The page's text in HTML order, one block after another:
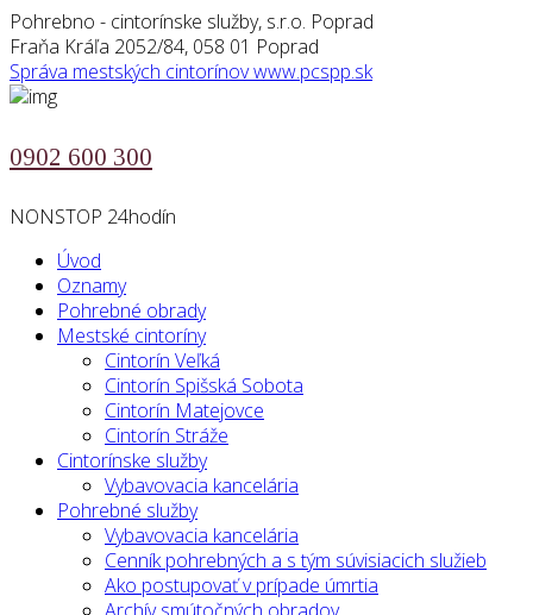
Pohrebno - cintorínske služby, s.r.o. Poprad
Fraňa Kráľa 2052/84, 058 01 Poprad
Správa mestských cintorínovwww.pcspp.sk
0902 600 300
NONSTOP 24hodín
Úvod
Oznamy
Pohrebné obrady
Mestské cintoríny
Cintorín Veľká
Cintorín Spišská Sobota
Cintorín Matejovce
Cintorín Stráže
Cintorínske služby
Vybavovacia kancelária
Pohrebné služby
Vybavovacia kancelária
Cenník pohrebných a s tým súvisiacich služieb
Ako postupovať v prípade úmrtia